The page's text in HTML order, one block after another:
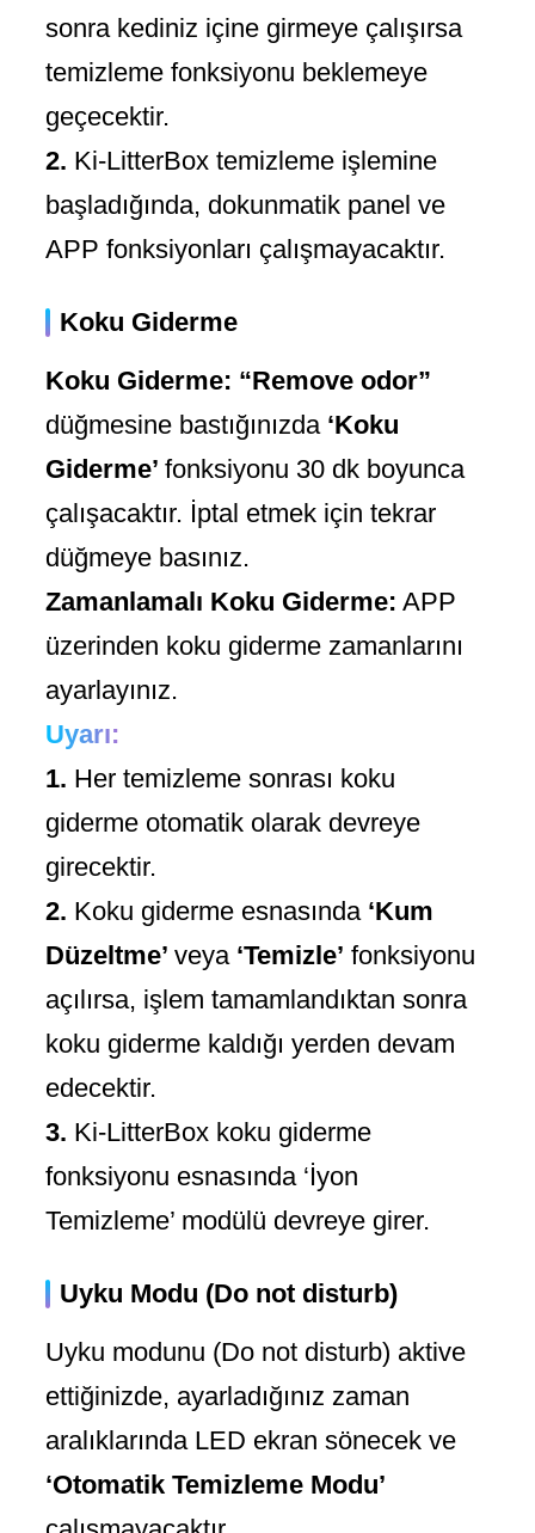
sonra kediniz içine girmeye çalışırsa
temizleme fonksiyonu beklemeye
geçecektir.
2. Ki-LitterBox temizleme işlemine
başladığında, dokunmatik panel ve
APP fonksiyonları çalışmayacaktır.
Koku Giderme
Koku Giderme: “Remove odor”
düğmesine bastığınızda ‘Koku
Giderme’fonksiyonu 30 dk boyunca
çalışacaktır. İptal etmek için tekrar
düğmeye basınız.
Zamanlamalı Koku Giderme: APP
üzerinden koku giderme zamanlarını
ayarlayınız.
Uyarı:
1. Her temizleme sonrası koku
giderme otomatik olarak devreye
girecektir.
2. Koku giderme esnasında ‘Kum
Düzeltme’veya ‘Temizle’ fonksiyonu
açılırsa, işlem tamamlandıktan sonra
koku giderme kaldığı yerden devam
edecektir.
3. Ki-LitterBox koku giderme
fonksiyonu esnasında ‘İyon
Temizleme’ modülü devreye girer.
Uyku Modu (Do not disturb)
Uyku modunu (Do not disturb) aktive
ettiğinizde, ayarladığınız zaman
aralıklarında LED ekran sönecek ve
‘Otomatik Temizleme Modu’